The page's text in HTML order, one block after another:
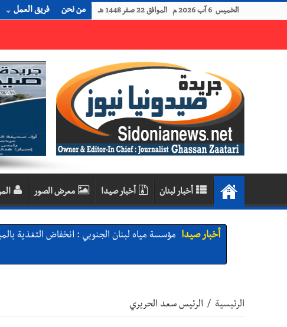
الخميس 6 آب 2026 م الموافق 22 صفر 1448 هـ من نحن فريق العمل
أخبار لبنان أخبار صيدا معرض الصور
أخبار صيدا مؤسسة مياه لبنان الجنوبي : انخفاض التغذية
مرفأ صيدا.. إمكانيات كبيرة وعائدات ضخمة في
الرئيسية / الرئيس سعد الحريري